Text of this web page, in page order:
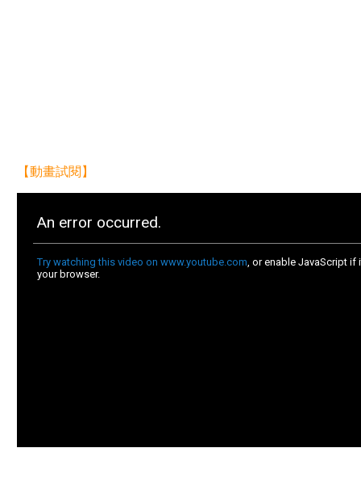
【動畫試閱】